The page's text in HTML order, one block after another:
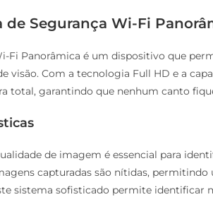
de Segurança Wi-Fi
Fi Panorâmica é um dispositivo que
visão. Com a tecnologia Full HD e a
total, garantindo que nenhum canto
de imagem é essencial para
capturadas são nítidas,
sistema sofisticado permite identificar